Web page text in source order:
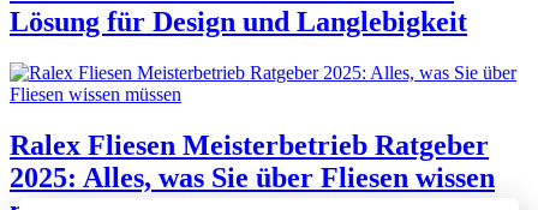
Lösung für Design und Langlebigkeit
Ralex Fliesen Meisterbetrieb Ratgeber
2025: Alles, was Sie über Fliesen wissen